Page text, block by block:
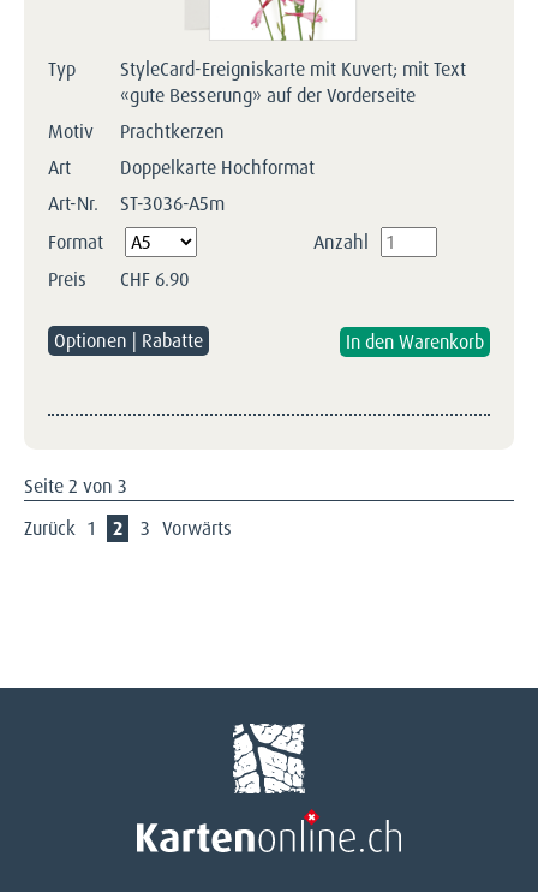
Typ
StyleCard-Ereigniskarte mit Kuvert; mit Text
«gute Besserung» auf der Vorderseite
Motiv
Prachtkerzen
Art
Doppelkarte Hochformat
Art-Nr.
ST-3036-A5m
Pflichtfeld
Format
Anzahl
Preis
CHF 6.90
Optionen | Rabatte
Seite 2 von 3
Zurück 1 2 3 Vorwärts